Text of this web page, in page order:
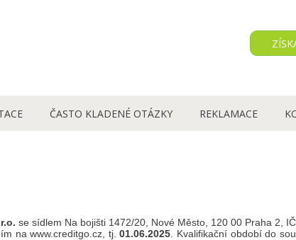
ČASTO KLADENÉ OTÁZKY REKLAMACE
se sídlem Na bojišti 1472/20, Nové Město, 120 00 Praha 2,
na www.creditgo.cz, tj.01.06.2025 . Kvalifikační období do